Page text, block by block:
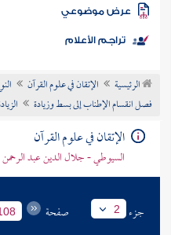
الكتب
موضوعي
تراجم الأعلام
الرئيسية الإتقان في علوم القرآن
فصل انقسام الإطناب إلى بسط وزيادة
الإتقان في علوم القرآن
السيوطي - جلال الدين عبد
جزء 2 صفحة